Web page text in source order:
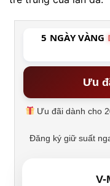
5 NGÀY VÀNG
Ưu
Ưu đãi dành cho
Đăng ký giữ suất
V-